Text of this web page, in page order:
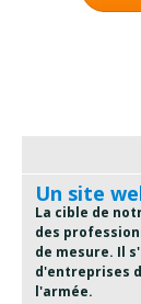
Un site
La cible de
des
de mesure. Il
d'entreprises
l'armée.